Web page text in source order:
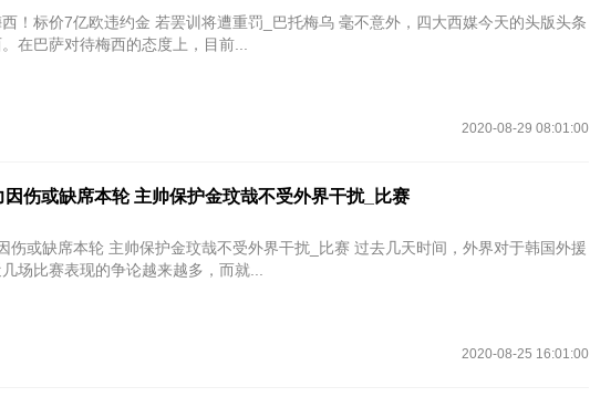
7亿欧违约金 若罢训将遭重罚_巴托梅乌 毫不意外，四大西媒今天的头版头条
在巴萨对待梅西的态度上，目前...
2020-08-29 08:01:00
因伤或缺席本轮 主帅保护金玟哉不受外界干扰_比赛
伤或缺席本轮 主帅保护金玟哉不受外界干扰_比赛 过去几天时间，外界对于韩国外援
场比赛表现的争论越来越多，而就...
2020-08-25 16:01:00